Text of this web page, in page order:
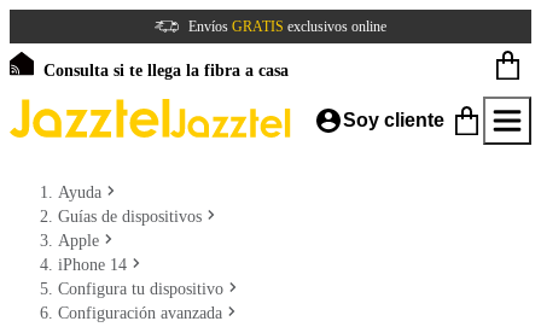
Envíos GRATIS exclusivos online
Consulta si te llega la fibra a casa
Soy cliente
Ayuda
Guías de dispositivos
Apple
iPhone 14
Configura tu dispositivo
Configuración avanzada